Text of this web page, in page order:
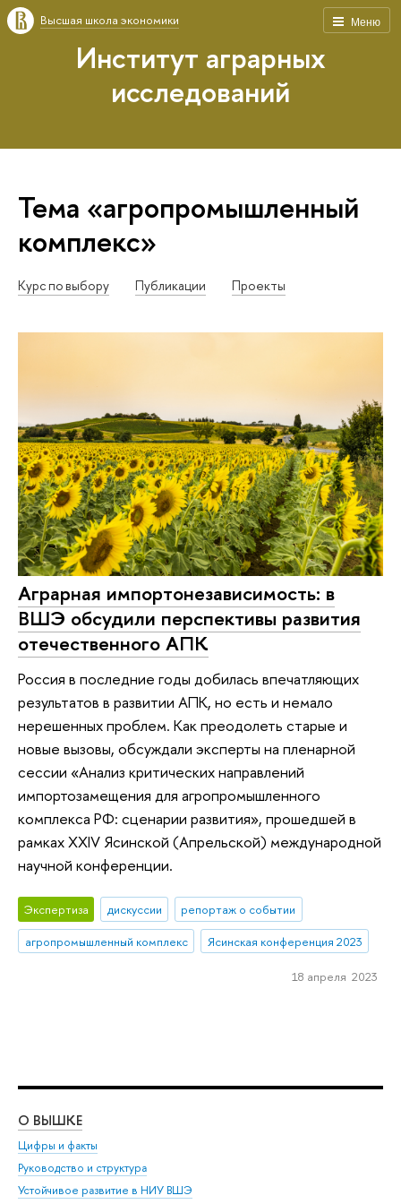
Меню
Высшая школа экономики
Институт аграрных
исследований
Тема «агропромышленный
комплекс»
Курс по выбору Публикации Проекты
Аграрная импортонезависимость: в
ВШЭ обсудили перспективы развития
отечественного АПК
Россия в последние годы добилась впечатляющих
результатов в развитии АПК, но есть и немало
нерешенных проблем. Как преодолеть старые и
новые вызовы, обсуждали эксперты на пленарной
сессии «Анализ критических направлений
импортозамещения для агропромышленного
комплекса РФ: сценарии развития», прошедшей в
рамках XXIV Ясинской (Апрельской) международной
научной конференции.
Экспертиза дискуссии
репортаж о событии
агропромышленный комплекс
Ясинская конференция 2023
18 апреля 2023
О ВЫШКЕ
Цифры и факты
Руководство и структура
Устойчивое развитие в НИУ ВШЭ